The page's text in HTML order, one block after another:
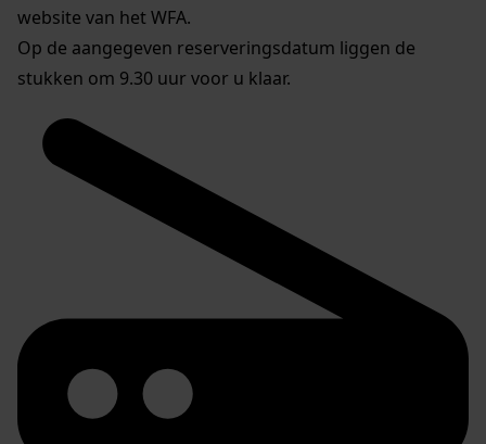
website van het WFA.
Op de aangegeven reserveringsdatum liggen de
stukken om 9.30 uur voor u klaar.